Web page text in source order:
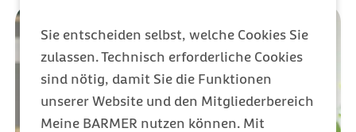
Sie entscheiden selbst, welche Cookies Sie
zulassen. Technisch erforderliche Cookies
sind nötig, damit Sie die Funktionen
unserer Website und den Mitgliederbereich
Meine BARMER nutzen können. Mit